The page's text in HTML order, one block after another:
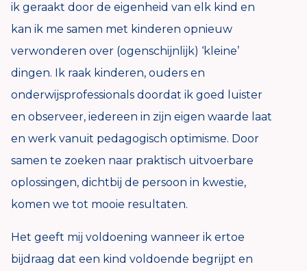
ik geraakt door de eigenheid van elk kind en
kan ik me samen met kinderen opnieuw
verwonderen over (ogenschijnlijk) ‘kleine’
dingen. Ik raak kinderen, ouders en
onderwijsprofessionals doordat ik goed luister
en observeer, iedereen in zijn eigen waarde laat
en werk vanuit pedagogisch optimisme. Door
samen te zoeken naar praktisch uitvoerbare
oplossingen, dichtbij de persoon in kwestie,
komen we tot mooie resultaten.
Het geeft mij voldoening wanneer ik ertoe
bijdraag dat een kind voldoende begrijpt en